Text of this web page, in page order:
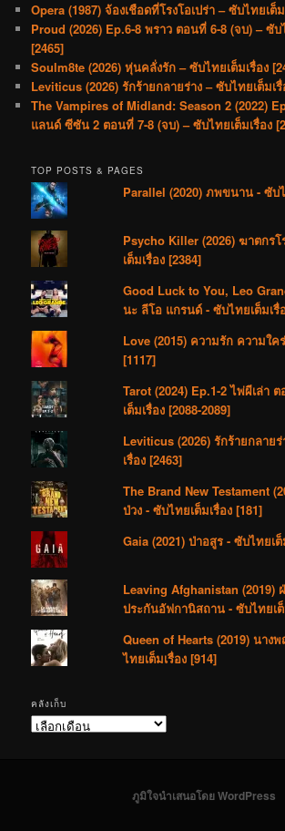
Opera (1987) จ้องเชือดที่โรงโอเปร่า – ซับไทยเต็
Proud (2026) Ep.6-8 พราว ตอนที่ 6-8 (จบ) – ซับ
[2465]
Soulm8te (2026) หุ่นคลั่งรัก – ซับไทยเต็มเรื่อง
Leviticus (2026) รักร้ายกลายร่าง – ซับไทยเต็มเรื่
The Vampires of Midland: Season 2 (2022)
แลนด์ ซีซัน 2 ตอนที่ 7-8 (จบ) – ซับไทยเต็มเรื่อง
TOP POSTS & PAGES
Parallel (2020) ภพขนาน - ซับ
Psycho Killer (2026) ฆาตกร
เต็มเรื่อง [2384]
Good Luck to You, Leo
นะ ลีโอ แกรนด์ - ซับไทยเต็มเรื่
Love (2015) ความรัก ความใค
[1117]
Tarot (2024) Ep.1-2 ไพ่ผีเล่า
เต็มเรื่อง [2088-2089]
Leviticus (2026) รักร้ายกลาย
เรื่อง [2463]
The Brand New Testament
ป่วง - ซับไทยเต็มเรื่อง [181]
Gaia (2021) ป่าอสูร - ซับไทยเต็
Leaving Afghanistan (2019)
ประกันอัฟกานิสถาน - ซับไทยเต็
Queen of Hearts (2019) นาง
ไทยเต็มเรื่อง [914]
คลังเก็บ
คลัง
ภูมิใจนำเสนอโดย WordPress